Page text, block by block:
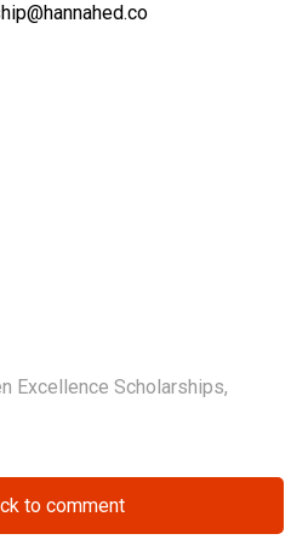
Excellence Scholarships,
to comment